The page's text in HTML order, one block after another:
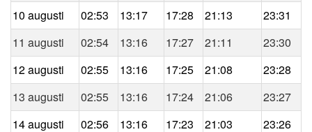
10 augusti
02:53 13:17 17:28 21:13
23:31
11 augusti
02:54 13:16 17:27 21:11
23:30
12 augusti
02:55 13:16 17:25 21:08
23:28
13 augusti
02:55 13:16 17:24 21:06
23:27
14 augusti
02:56 13:16 17:23 21:03 23:26